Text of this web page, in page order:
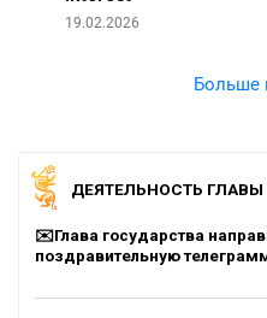
19.02.2026
Больше
ДЕЯТЕЛЬНОСТЬ
✉️Глава государства
поздравительную